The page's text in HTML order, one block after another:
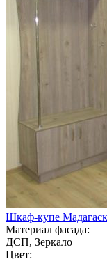
Шкаф-купе
Материал фасада:
ДСП, Зеркало
Цвет: